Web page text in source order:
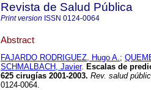
Revista de Salud Pública
Print version ISSN 0124-0064
Abstract
FAJARDO RODRIGUEZ, Hugo A.;
SCHMALBACH, Javier. Escalas de
625 cirugías 2001-2003. Rev. salud
0124-0064.